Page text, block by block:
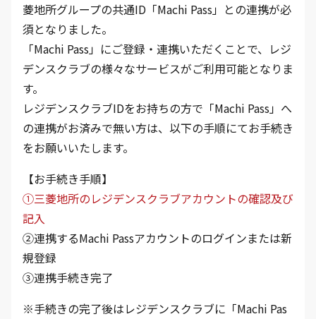
菱地所グループの共通ID「Machi Pass」との連携が必
須となりました。
「Machi Pass」にご登録・連携いただくことで、レジ
デンスクラブの様々なサービスがご利用可能となりま
す。
レジデンスクラブIDをお持ちの方で「Machi Pass」へ
の連携がお済みで無い方は、以下の手順にてお手続き
をお願いいたします。
【お手続き手順】
①三菱地所のレジデンスクラブアカウントの確認及び
記入
②連携するMachi Passアカウントのログインまたは新
規登録
③連携手続き完了
※手続きの完了後はレジデンスクラブに「Machi Pas